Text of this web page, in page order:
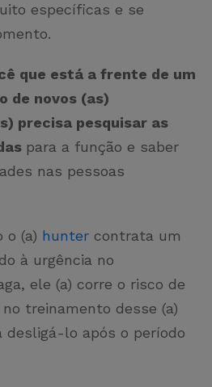
específicas e se
que está a frente de um
de novos (as)
precisa pesquisar as
para a função e saber
nas pessoas
o (a) hunter contrata um
à urgência no
ele (a) corre o risco de
treinamento desse (a)
desligá-lo após o período